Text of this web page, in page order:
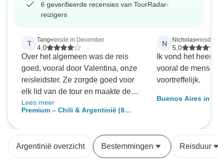
6 geverifieerde recensies van TourRadar-
reizigers
T Tang•reisde in December
4,0
Over het algemeen was de reis
goed, vooral door Valentina, onze
reisleidster. Ze zorgde goed voor
elk lid van de tour en maakte de
tour aangenaam voor iedereen.
Heel erg bedankt, Val ????
Lees meer
Premium – Chili & Argentinië (8
N Nicholas•reisde
5,0
Ik vond het
vooral de
voortreffelijk.
Buenos Aires in
Argentinië overzicht Bestemmingen Reisduur